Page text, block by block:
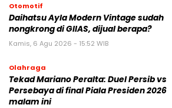
Otomotif
Daihatsu Ayla Modern Vintage sudah
nongkrong di GIIAS, dijual berapa?
Kamis, 6 Agu 2026 - 15:52 WIB
Olahraga
Tekad Mariano Peralta: Duel Persib vs
Persebaya di final Piala Presiden 2026
malam ini